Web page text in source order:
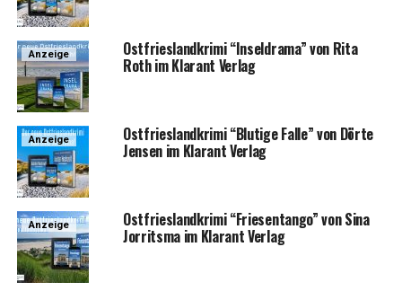
Anzeige Ost­fries­land­kri­mi “Insel­dra­ma” von Rita
Roth im Klar­ant Verlag
Anzeige Ost­fries­land­kri­mi “Blu­ti­ge Fal­le” von Dör­te
Jen­sen im Klar­ant Verlag
Anzeige Ost­fries­land­kri­mi “Frie­sen­tan­go” von Sina
Jor­rit­s­ma im Klar­ant Verlag